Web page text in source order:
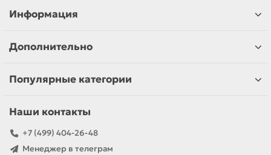
Информация
Дополнительно
Популярные категории
Наши контакты
+7 (499) 404-26-48
Менеджер в телеграм